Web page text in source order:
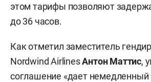
этом тарифы позволяют
до 36 часов.
Как отметил заместитель
Nordwind AirlinesАнтон Маттис,
соглашение «дает